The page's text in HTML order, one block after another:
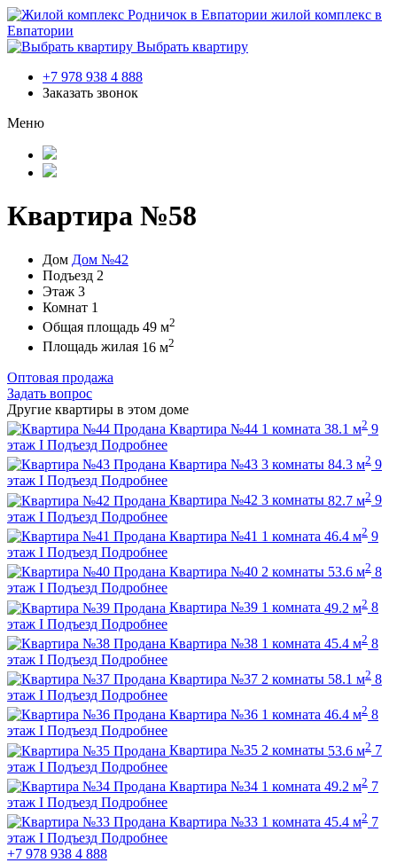
жилой комплекс в
Евпатории
Выбрать квартиру
+7 978 938 4 888
Заказать звонок
Меню
Квартира №58
Дом Дом №42
Подъезд 2
Этаж 3
Комнат 1
Общая площадь 49 м2
Площадь жилая 16 м2
Оптовая продажа
Задать вопрос
Другие квартиры в этом доме
Продана Квартира №44 1 комната 38.1 м2 9
этаж I Подъезд Подробнее
Продана Квартира №43 3 комнаты 84.3 м2 9
этаж I Подъезд Подробнее
Продана Квартира №42 3 комнаты 82.7 м2 9
этаж I Подъезд Подробнее
Продана Квартира №41 1 комната 46.4 м2 9
этаж I Подъезд Подробнее
Продана Квартира №40 2 комнаты 53.6 м2 8
этаж I Подъезд Подробнее
Продана Квартира №39 1 комната 49.2 м2 8
этаж I Подъезд Подробнее
Продана Квартира №38 1 комната 45.4 м2 8
этаж I Подъезд Подробнее
Продана Квартира №37 2 комнаты 58.1 м2 8
этаж I Подъезд Подробнее
Продана Квартира №36 1 комната 46.4 м2 8
этаж I Подъезд Подробнее
Продана Квартира №35 2 комнаты 53.6 м2 7
этаж I Подъезд Подробнее
Продана Квартира №34 1 комната 49.2 м2 7
этаж I Подъезд Подробнее
Продана Квартира №33 1 комната 45.4 м2 7
этаж I Подъезд Подробнее
+7 978 938 4 888